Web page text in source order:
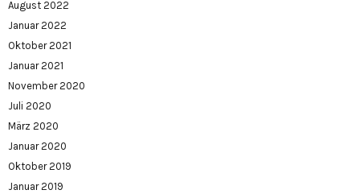
August 2022
Januar 2022
Oktober 2021
Januar 2021
November 2020
Juli 2020
März 2020
Januar 2020
Oktober 2019
Januar 2019